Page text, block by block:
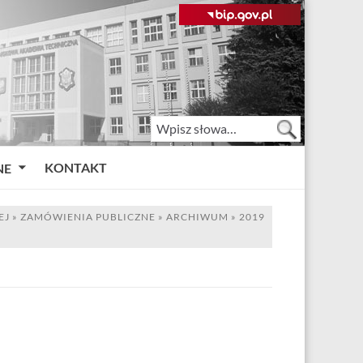
KONTAKT
» ZAMÓWIENIA PUBLICZNE » ARCHIWUM » 2019